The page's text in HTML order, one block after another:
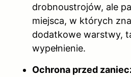
drobnoustrojów, ale
miejsca, w których
dodatkowe warstwy,
wypełnienie.
Ochrona przed